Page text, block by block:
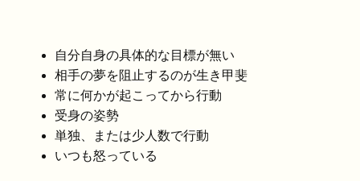
自分自身の具体的な目標が無い
相手の夢を阻止するのが生き甲斐
常に何かが起こってから行動
受身の姿勢
単独、または少人数で行動
いつも怒っている